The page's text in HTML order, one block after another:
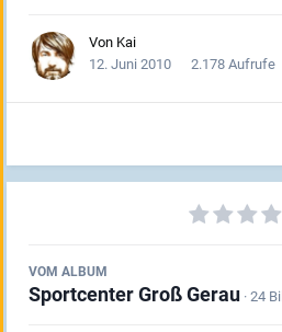
Von Kai
12. Juni 2010
2.178 Aufrufe
VOM ALBUM
Sportcenter Groß Gerau · 24